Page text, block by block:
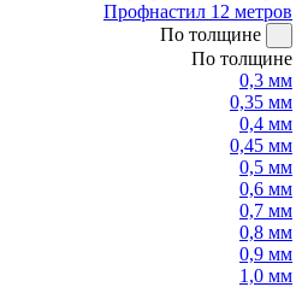
Профнастил 12 метров
По толщине
По толщине
0,3 мм
0,35 мм
0,4 мм
0,45 мм
0,5 мм
0,6 мм
0,7 мм
0,8 мм
0,9 мм
1,0 мм